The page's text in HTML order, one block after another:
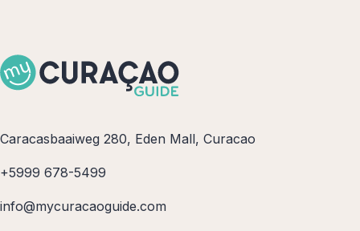
Caracasbaaiweg 280, Eden Mall, Curacao
+5999 678-5499
info@mycuracaoguide.com